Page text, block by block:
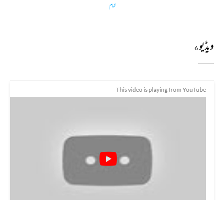
تمام
ویڈیو6
This video is playing from YouTube